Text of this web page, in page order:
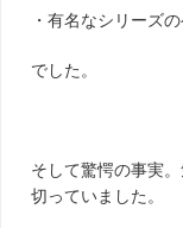
・有名なシリーズ
でした。
そして驚愕の事実
切っていました。